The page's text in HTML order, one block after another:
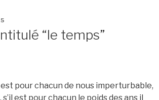
“le temps”
est pour chacun de nous imperturbable,
est pour chacun le poids des ans il